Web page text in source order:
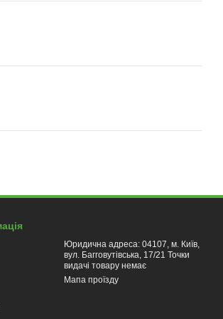
Юридична адреса: 04107, м. Київ,
вул. Багговутівська, 17/21 Точки
видачі товару немає
Мапа проїзду